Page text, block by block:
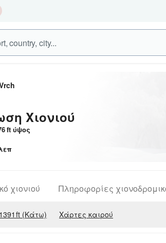
Χιονιού
ft ύψος
χιονιού Πληροφορίες
1391 ft (Κάτω) Χάρτες καιρού